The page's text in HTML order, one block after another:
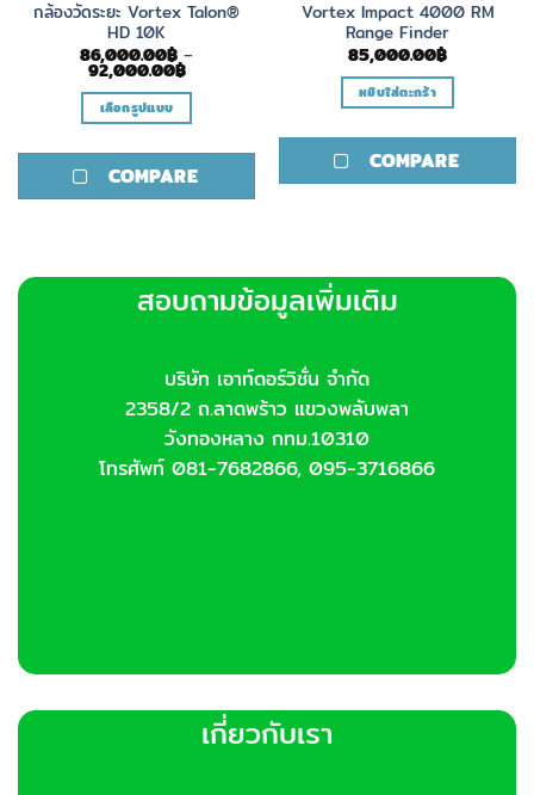
กล้องวัดระยะ Vortex Talon®
HD 10K
86,000.00฿ –
92,000.00฿Price
range:
86,000.00฿
through
92,000.00฿
เลือกรูปแบบ
product
has
options
may
the
product
page
COMPARE
Vortex Impact 4000 RM
Range Finder
85,000.00฿
หยิบใส่ตะกร้า
COMPARE
สอบถามข้อมูลเพิ่มเติม
บริษัท เอาท์ดอร์วิชั่น จำกัด
2358/2 ถ.ลาดพร้าว แขวงพลับพลา
วังทองหลาง กทม.10310
โทรศัพท์ 081-7682866, 095-3716866
เกี่ยวกับเรา